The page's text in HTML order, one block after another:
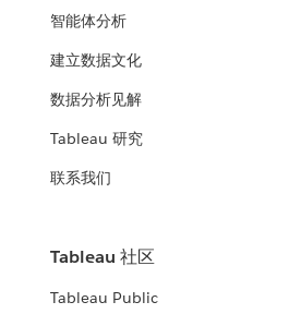
智能体分析
建立数据文化
数据分析见解
Tableau 研究
联系我们
Tableau 社区
Tableau Public